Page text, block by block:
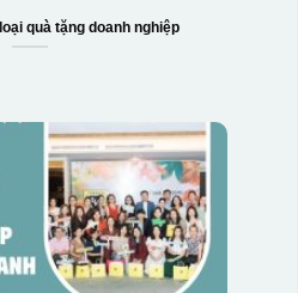
quà tặng doanh nghiệp